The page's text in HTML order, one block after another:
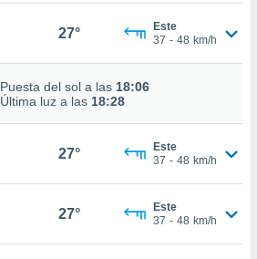
27°
Este
37 - 48 km/h
Puesta del sol a las 18:06
Última luz a las 18:28
27°
Este
37 - 48 km/h
27°
Este
37 - 48 km/h